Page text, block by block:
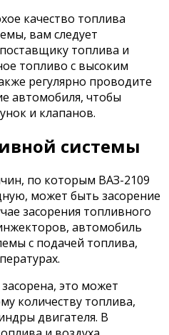
качество топлива
вам следует
топлива и
топливо с высоким
регулярно проводите
автомобиля, чтобы
и клапанов.
системы
по которым ВАЗ-2109
может быть засорение
засорения топливного
автомобиль
с подачей топлива,
это может
количеству топлива,
двигателя. В